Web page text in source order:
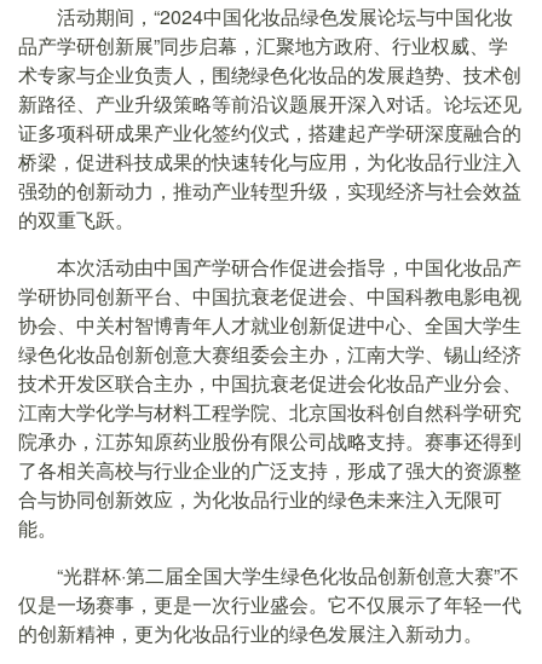
活动期间，“2024中国化妆品绿色发展论坛与中国化妆
品产学研创新展”同步启幕，汇聚地方政府、行业权威、学
术专家与企业负责人，围绕绿色化妆品的发展趋势、技术创
新路径、产业升级策略等前沿议题展开深入对话。论坛还见
证多项科研成果产业化签约仪式，搭建起产学研深度融合的
桥梁，促进科技成果的快速转化与应用，为化妆品行业注入
强劲的创新动力，推动产业转型升级，实现经济与社会效益
的双重飞跃。
本次活动由中国产学研合作促进会指导，中国化妆品产
学研协同创新平台、中国抗衰老促进会、中国科教电影电视
协会、中关村智博青年人才就业创新促进中心、全国大学生
绿色化妆品创新创意大赛组委会主办，江南大学、锡山经济
技术开发区联合主办，中国抗衰老促进会化妆品产业分会、
江南大学化学与材料工程学院、北京国妆科创自然科学研究
院承办，江苏知原药业股份有限公司战略支持。赛事还得到
了各相关高校与行业企业的广泛支持，形成了强大的资源整
合与协同创新效应，为化妆品行业的绿色未来注入无限可
能。
“光群杯·第二届全国大学生绿色化妆品创新创意大赛”不
仅是一场赛事，更是一次行业盛会。它不仅展示了年轻一代
的创新精神，更为化妆品行业的绿色发展注入新动力。